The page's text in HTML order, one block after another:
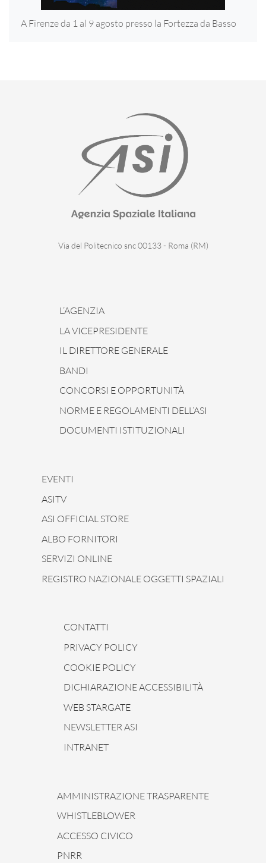
A Firenze da 1 al 9 agosto presso la Fortezza da Basso
Via del Politecnico snc 00133 - Roma (RM)
L’AGENZIA
LA VICEPRESIDENTE
IL DIRETTORE GENERALE
BANDI
CONCORSI E OPPORTUNITÀ
NORME E REGOLAMENTI DELL’ASI
DOCUMENTI ISTITUZIONALI
EVENTI
ASITV
ASI OFFICIAL STORE
ALBO FORNITORI
SERVIZI ONLINE
REGISTRO NAZIONALE OGGETTI SPAZIALI
CONTATTI
PRIVACY POLICY
COOKIE POLICY
DICHIARAZIONE ACCESSIBILITÀ
WEB STARGATE
NEWSLETTER ASI
INTRANET
AMMINISTRAZIONE TRASPARENTE
WHISTLEBLOWER
ACCESSO CIVICO
PNRR